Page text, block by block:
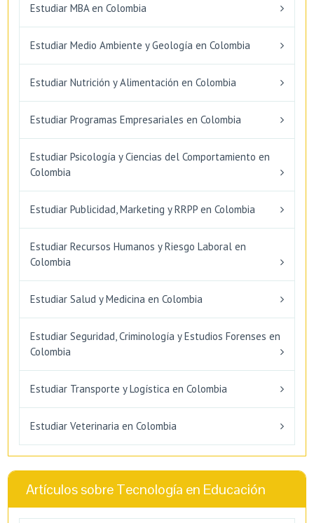
Estudiar MBA en Colombia
Estudiar Medio Ambiente y Geología en Colombia
Estudiar Nutrición y Alimentación en Colombia
Estudiar Programas Empresariales en Colombia
Estudiar Psicología y Ciencias del Comportamiento en
Colombia
Estudiar Publicidad, Marketing y RRPP en Colombia
Estudiar Recursos Humanos y Riesgo Laboral en
Colombia
Estudiar Salud y Medicina en Colombia
Estudiar Seguridad, Criminología y Estudios Forenses en
Colombia
Estudiar Transporte y Logística en Colombia
Estudiar Veterinaria en Colombia
Artículos sobre Tecnología en Educación